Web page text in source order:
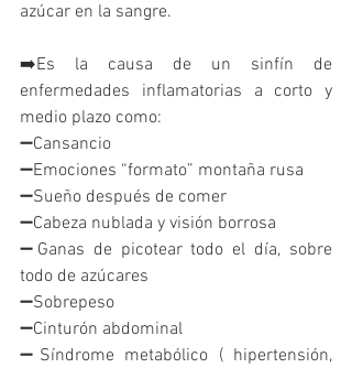
azúcar en la sangre.
➡️Es la causa de un sinfín de
enfermedades inflamatorias a corto y
medio plazo como:
➖Cansancio
➖Emociones “formato” montaña rusa
➖Sueño después de comer
➖Cabeza nublada y visión borrosa
➖Ganas de picotear todo el día, sobre
todo de azúcares
➖Sobrepeso
➖Cinturón abdominal
➖Síndrome metabólico ( hipertensión,